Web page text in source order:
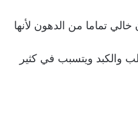
تماما من الدهون لأنها
والكبد ويتسبب في كثير